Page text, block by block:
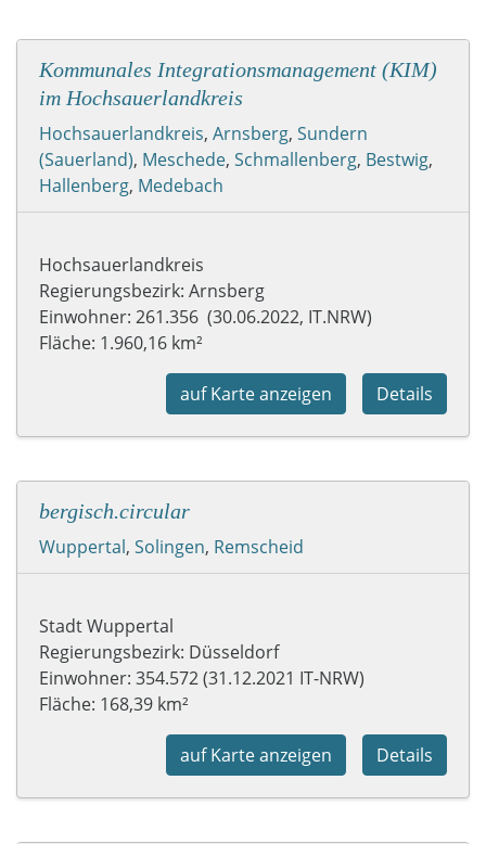
Kommunales Integrationsmanagement (KIM)
im Hochsauerlandkreis
Hochsauerlandkreis, Arnsberg, Sundern
(Sauerland), Meschede, Schmallenberg, Bestwig,
Hallenberg, Medebach
Hochsauerlandkreis
Regierungsbezirk: Arnsberg
Einwohner: 261.356 (30.06.2022, IT.NRW)
Fläche: 1.960,16 km²
Details
auf Karte anzeigen
bergisch.circular
Wuppertal, Solingen, Remscheid
Stadt Wuppertal
Regierungsbezirk: Düsseldorf
Einwohner: 354.572 (31.12.2021 IT-NRW)
Fläche: 168,39 km²
Details
auf Karte anzeigen